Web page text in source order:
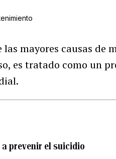
mayores causas de
es tratado como un
prevenir el suicidio